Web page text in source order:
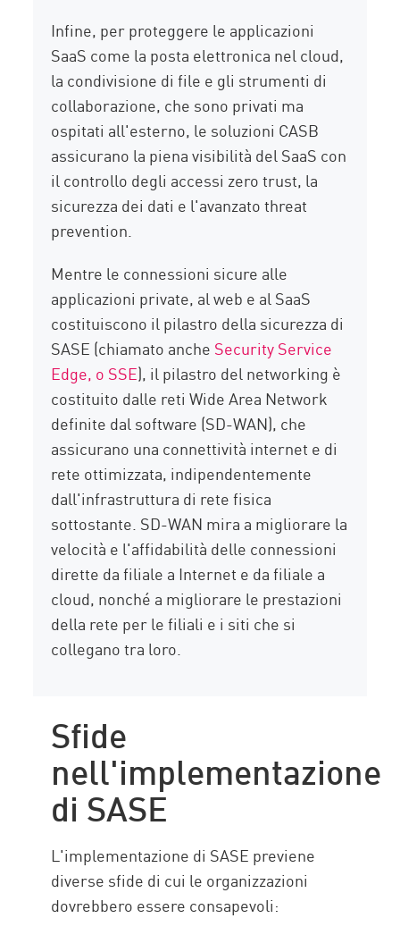
Infine, per proteggere le applicazioni
SaaS come la posta elettronica nel cloud,
la condivisione di file e gli strumenti di
collaborazione, che sono privati ma
ospitati all'esterno, le soluzioni CASB
assicurano la piena visibilità del SaaS con
il controllo degli accessi zero trust, la
sicurezza dei dati e l'avanzato threat
prevention.
Mentre le connessioni sicure alle
applicazioni private, al web e al SaaS
costituiscono il pilastro della sicurezza di
SASE (chiamato anche Security Service
Edge, o SSE), il pilastro del networking è
costituito dalle reti Wide Area Network
definite dal software (SD-WAN), che
assicurano una connettività internet e di
rete ottimizzata, indipendentemente
dall'infrastruttura di rete fisica
sottostante. SD-WAN mira a migliorare la
velocità e l'affidabilità delle connessioni
dirette da filiale a Internet e da filiale a
cloud, nonché a migliorare le prestazioni
della rete per le filiali e i siti che si
collegano tra loro.
Sfide
nell'implementazione
di SASE
L'implementazione di SASE previene
diverse sfide di cui le organizzazioni
dovrebbero essere consapevoli: